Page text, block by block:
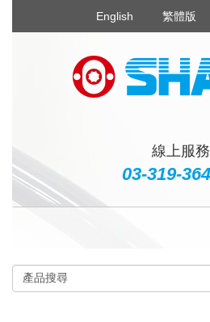
English 繁體版
線上服務
03-319-